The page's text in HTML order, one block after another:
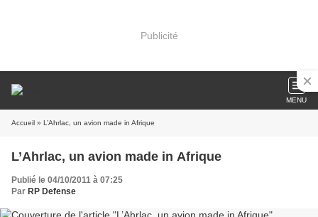
Publicité
MENU
Accueil » L’Ahrlac, un avion made in Afrique
L’Ahrlac, un avion made in Afrique
Publié le 04/10/2011 à 07:25
Par RP Defense